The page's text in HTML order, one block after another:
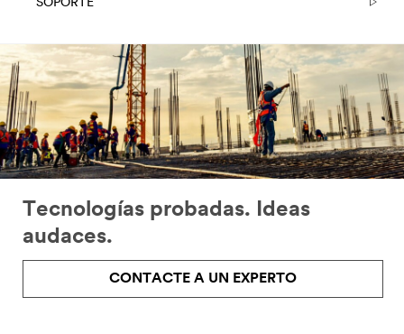
SOPORTE
Tecnologías probadas. Ideas
audaces.
CONTACTE A UN EXPERTO